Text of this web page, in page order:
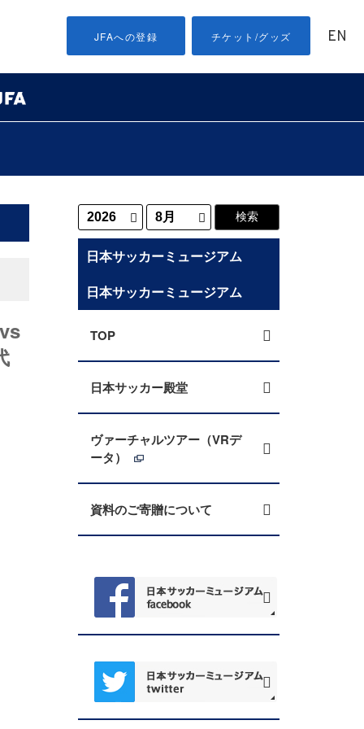
JFAへの登録 チケット/グッズ EN
日本サッカーミュージアム
日本サッカーミュージアム
TOP
日本サッカー殿堂
ヴァーチャルツアー（VRデ
ータ）
資料のご寄贈について